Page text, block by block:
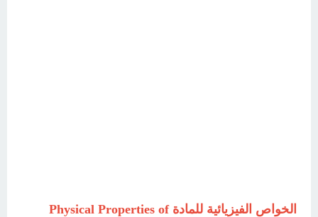
الخواص الفيزيائية للمادة Physical Properties of